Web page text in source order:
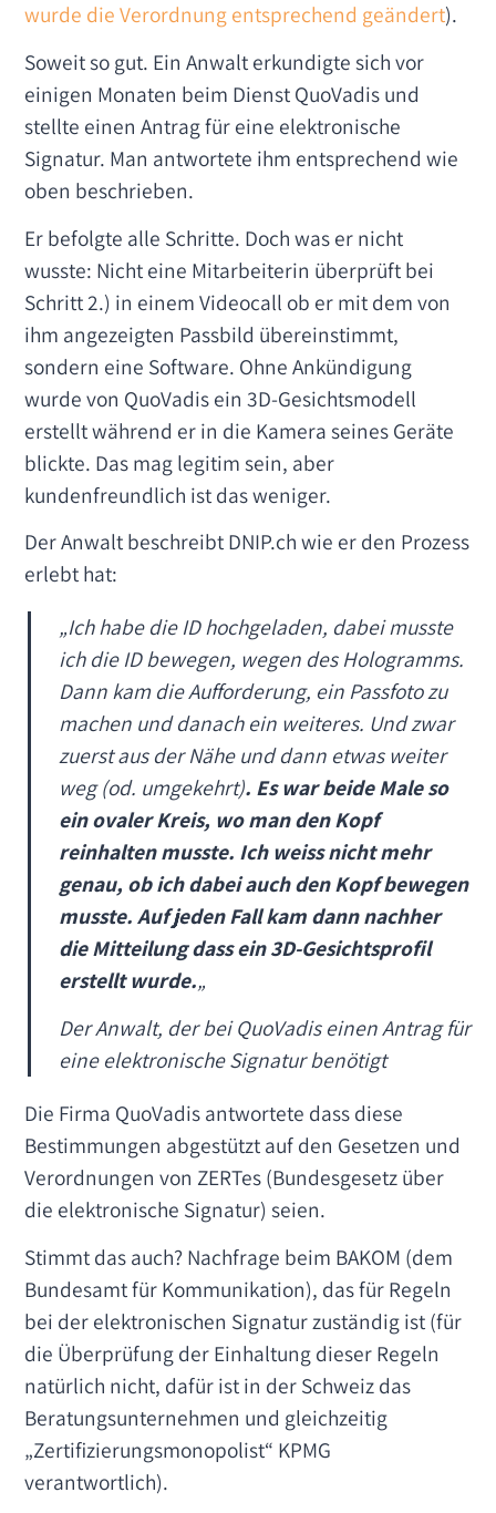
wurde die Verordnung entsprechend geändert).
Soweit so gut. Ein Anwalt erkundigte sich vor
einigen Monaten beim Dienst QuoVadis und
stellte einen Antrag für eine elektronische
Signatur. Man antwortete ihm entsprechend wie
oben beschrieben.
Er befolgte alle Schritte. Doch was er nicht
wusste: Nicht eine Mitarbeiterin überprüft bei
Schritt 2.) in einem Videocall ob er mit dem von
ihm angezeigten Passbild übereinstimmt,
sondern eine Software. Ohne Ankündigung
wurde von QuoVadis ein 3D-Gesichtsmodell
erstellt während er in die Kamera seines Geräte
blickte. Das mag legitim sein, aber
kundenfreundlich ist das weniger.
Der Anwalt beschreibt DNIP.ch wie er den Prozess
erlebt hat:
„Ich habe die ID hochgeladen, dabei musste
ich die ID bewegen, wegen des Hologramms.
Dann kam die Aufforderung, ein Passfoto zu
machen und danach ein weiteres. Und zwar
zuerst aus der Nähe und dann etwas weiter
weg (od. umgekehrt). Es war beide Male so
ein ovaler Kreis, wo man den Kopf
reinhalten musste. Ich weiss nicht mehr
genau, ob ich dabei auch den Kopf bewegen
musste. Auf jeden Fall kam dann nachher
die Mitteilung dass ein 3D-Gesichtsprofil
erstellt wurde.„
Der Anwalt, der bei QuoVadis einen Antrag für
eine elektronische Signatur benötigt
Die Firma QuoVadis antwortete dass diese
Bestimmungen abgestützt auf den Gesetzen und
Verordnungen von ZERTes (Bundesgesetz über
die elektronische Signatur) seien.
Stimmt das auch? Nachfrage beim BAKOM (dem
Bundesamt für Kommunikation), das für Regeln
bei der elektronischen Signatur zuständig ist (für
die Überprüfung der Einhaltung dieser Regeln
natürlich nicht, dafür ist in der Schweiz das
Beratungsunternehmen und gleichzeitig
„Zertifizierungsmonopolist“ KPMG
verantwortlich).